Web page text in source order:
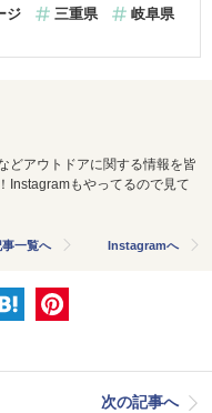
ジ 三重県
岐阜県
どアウトドアに関する情報を皆
Instagramもやってるので見て
事一覧へ Instagramへ
次の記事へ